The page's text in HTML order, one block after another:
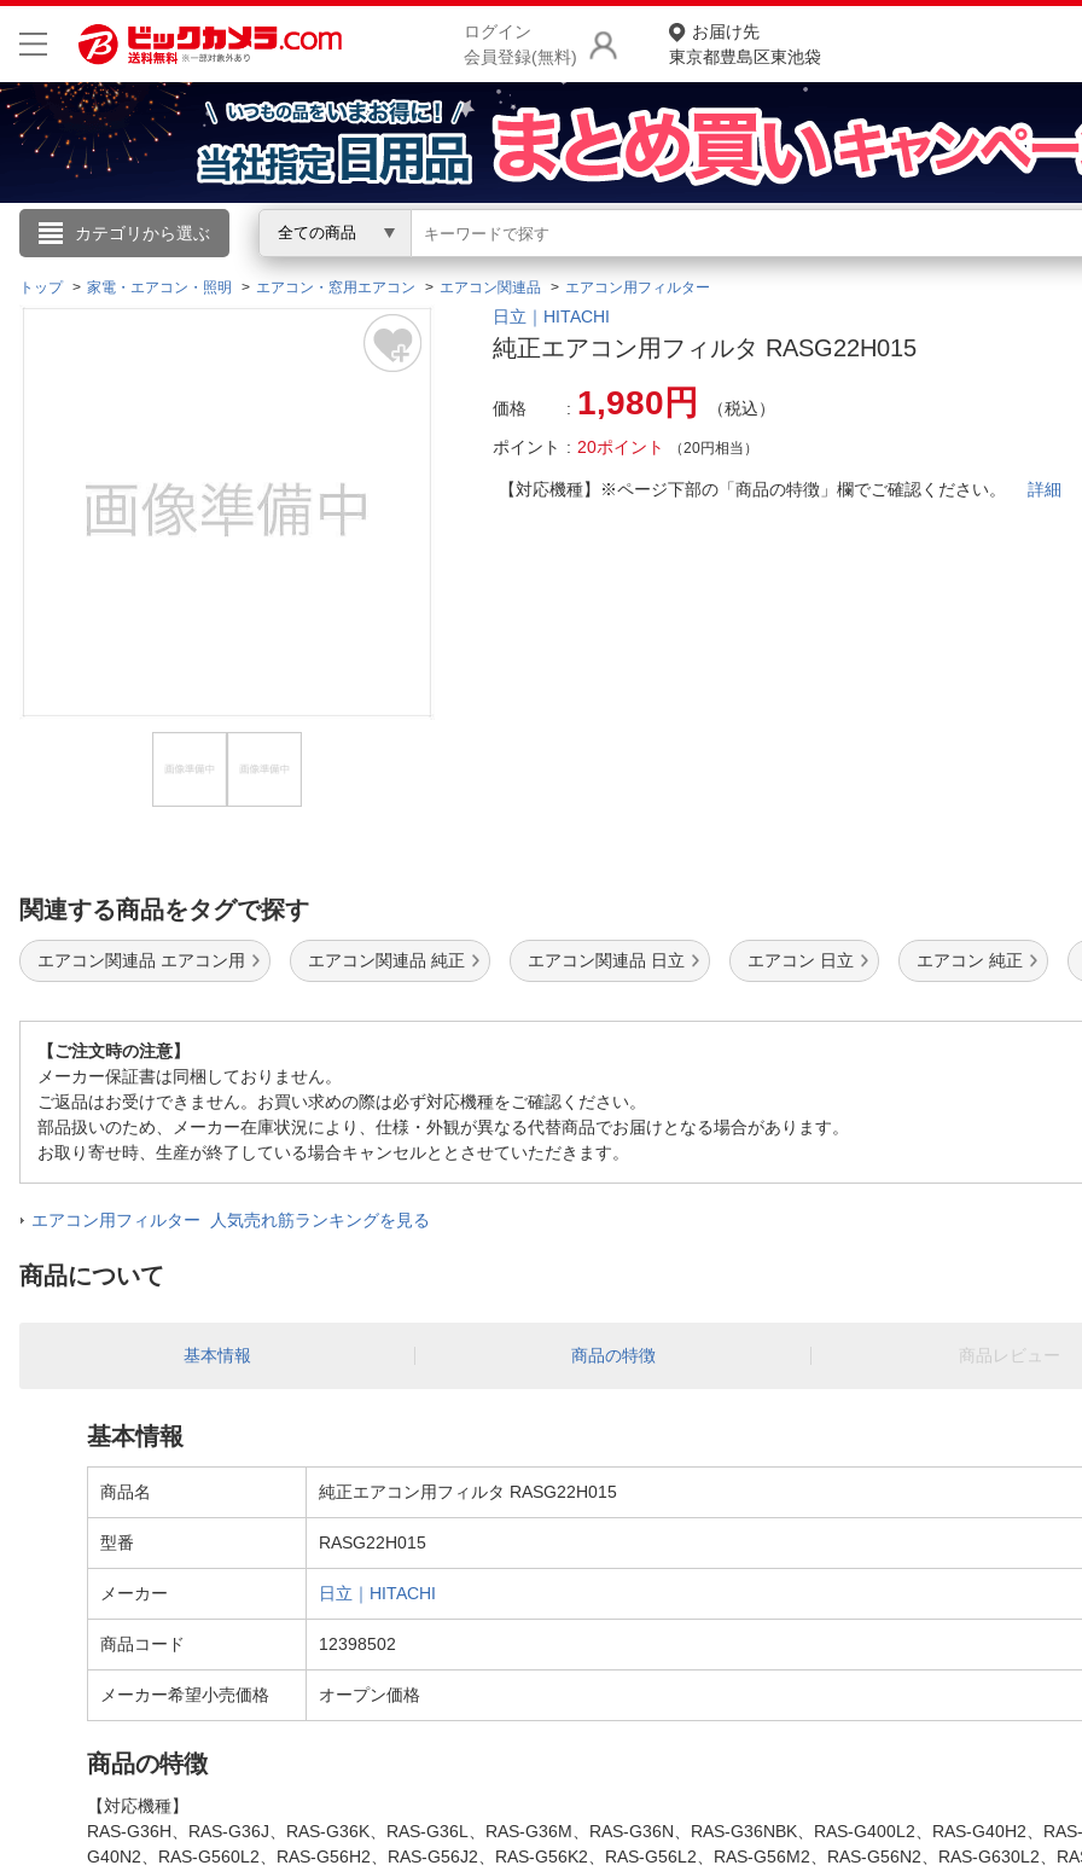
ログイン
会員登録(無料)
お届け先
東京都豊島区東池袋
カテゴリから選ぶ 全ての商品
こんにちは
ログイン
閲覧履歴
商品をさがす
ランキングからさがす
お客様サポート
トップ 家電・エアコン・照明 エアコン・窓用エアコン エアコン関連品 エアコン用フィルター
日立｜HITACHI
純正エアコン用フィルタ RASG22H015
価格 1,980円
（税込）
ポイント
20ポイント （20円相当）
【対応機種】※ページ下部の「商品の特徴」欄でご確認ください。詳細
関連する商品をタグで探す
エアコン関連品 エアコン用 エアコン関連品 純正 エアコン関連品 日立 エアコン 日立 エアコン 純正
【ご注文時の注意】
メーカー保証書は同梱しておりません。
ご返品はお受けできません。お買い求めの際は必ず対応機種をご確認ください。
部品扱いのため、メーカー在庫状況により、仕様・外観が異なる代替商品でお届けとなる場合があります。
お取り寄せ時、生産が終了している場合キャンセルととさせていただきます。
エアコン用フィルター 人気売れ筋ランキングを見る
商品について
基本情報 商品の特徴 商品レビュー
基本情報
商品名 純正エアコン用フィルタ RASG22H015
型番 RASG22H015
メーカー 日立｜HITACHI
商品コード 12398502
メーカー希望小売価格 オープン価格
商品の特徴
【対応機種】
RAS-G36H、RAS-G36J、RAS-G36K、RAS-G36L、RAS-G36M、RAS-G36N、RAS-G36NBK、RAS-G400L2、RAS-G40H2、
G40N2、RAS-G560L2、RAS-G56H2、RAS-G56J2、RAS-G56K2、RAS-G56L2、RAS-G56M2、RAS-G56N2、RAS-G630L2、